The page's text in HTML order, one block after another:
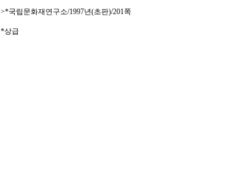
>*국립문화재연구소/1997년(초판)/201쪽
*상급